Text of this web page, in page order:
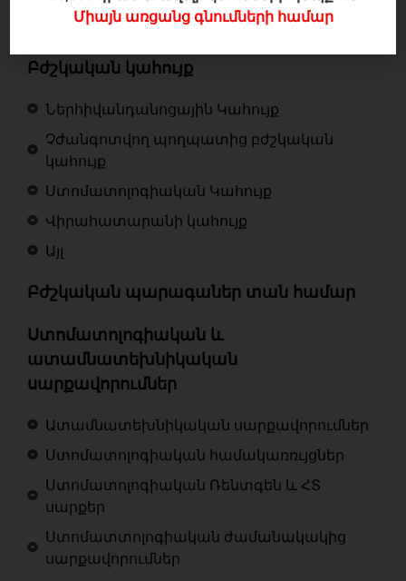
Բժշկական հագուստ և կոշիկներ
Բժշկական կահույք
Ներհիվանդանոցային Կահույք
Չժանգոտվող պողպատից բժշկական
կահույք
Ստոմատոլոգիական Կահույք
Վիրահատարանի կահույք
Այլ
Բժշկական պարագաներ տան համար
Ստոմատոլոգիական և
ատամնատեխնիկական
սարքավորումներ
Ատամնատեխնիկական սարքավորումներ
Ստոմատոլոգիական համակառռւյցներ
Ստոմատոլոգիական Ռենտգեն և ՀՏ
սարքեր
Ստոմատտոլոգիական ժամանակակից
սարքավորումներ
Միայն առցանց գնումների համար